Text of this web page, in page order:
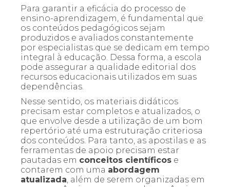
Para garantir a eficácia do processo de
ensino-aprendizagem, é fundamental que
os conteúdos pedagógicos sejam
produzidos e avaliados constantemente
por especialistas que se dedicam em tempo
integral à educação. Dessa forma, a escola
pode assegurar a qualidade editorial dos
recursos educacionais utilizados em suas
dependências.
Nesse sentido, os materiais didáticos
precisam estar completos e atualizados, o
que envolve desde a utilização de um bom
repertório até uma estruturação criteriosa
dos conteúdos. Para tanto, as apostilas e as
ferramentas de apoio precisam estar
pautadas em conceitos científicos e
contarem com uma abordagem
atualizada, além de serem organizadas em